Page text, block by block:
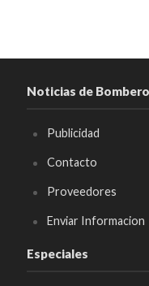
Noticias de
Publicidad
Contacto
Proveedores
Enviar Informacion
Especiales